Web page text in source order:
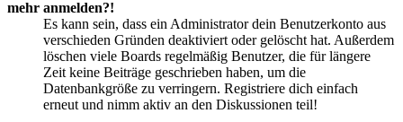
mehr anmelden?!
Es kann sein, dass ein Administrator dein Benutzerkonto aus
verschieden Gründen deaktiviert oder gelöscht hat. Außerdem
löschen viele Boards regelmäßig Benutzer, die für längere
Zeit keine Beiträge geschrieben haben, um die
Datenbankgröße zu verringern. Registriere dich einfach
erneut und nimm aktiv an den Diskussionen teil!